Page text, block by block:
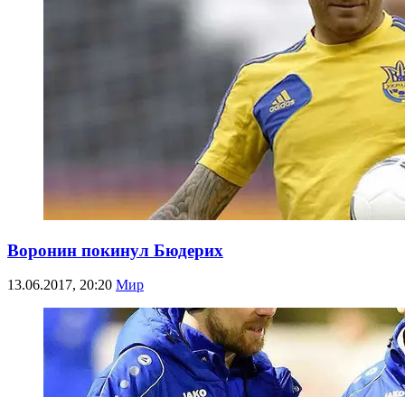
Воронин покинул Бюдерих
13.06.2017, 20:20 Мир